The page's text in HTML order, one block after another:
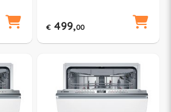
€ 499,00